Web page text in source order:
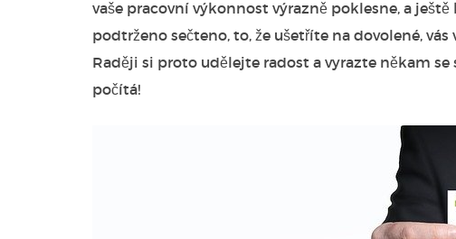
vaše pracovní výkonnost výrazně poklesne, a
podtrženo sečteno, to, že ušetříte na dovolené,
Raději si proto udělejte radost a vyrazte někam
počítá!